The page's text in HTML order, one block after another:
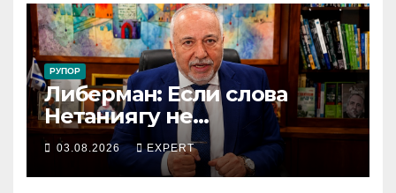
РУПОР
Либерман: Если слова
Нетаниягу не
предвыборный трюк, пусть
докажет это делом
03.08.2026 EXPERT